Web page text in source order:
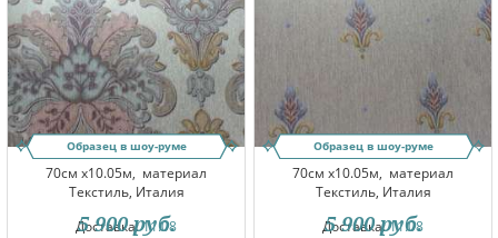
Образец в шоу-руме
70см x10.05м, материал
Текстиль, Италия
Доставка:11.08
5 900 руб.
Образец в шоу-руме
70см x10.05м, материал
Текстиль, Италия
Доставка:11.08
5 900 руб.